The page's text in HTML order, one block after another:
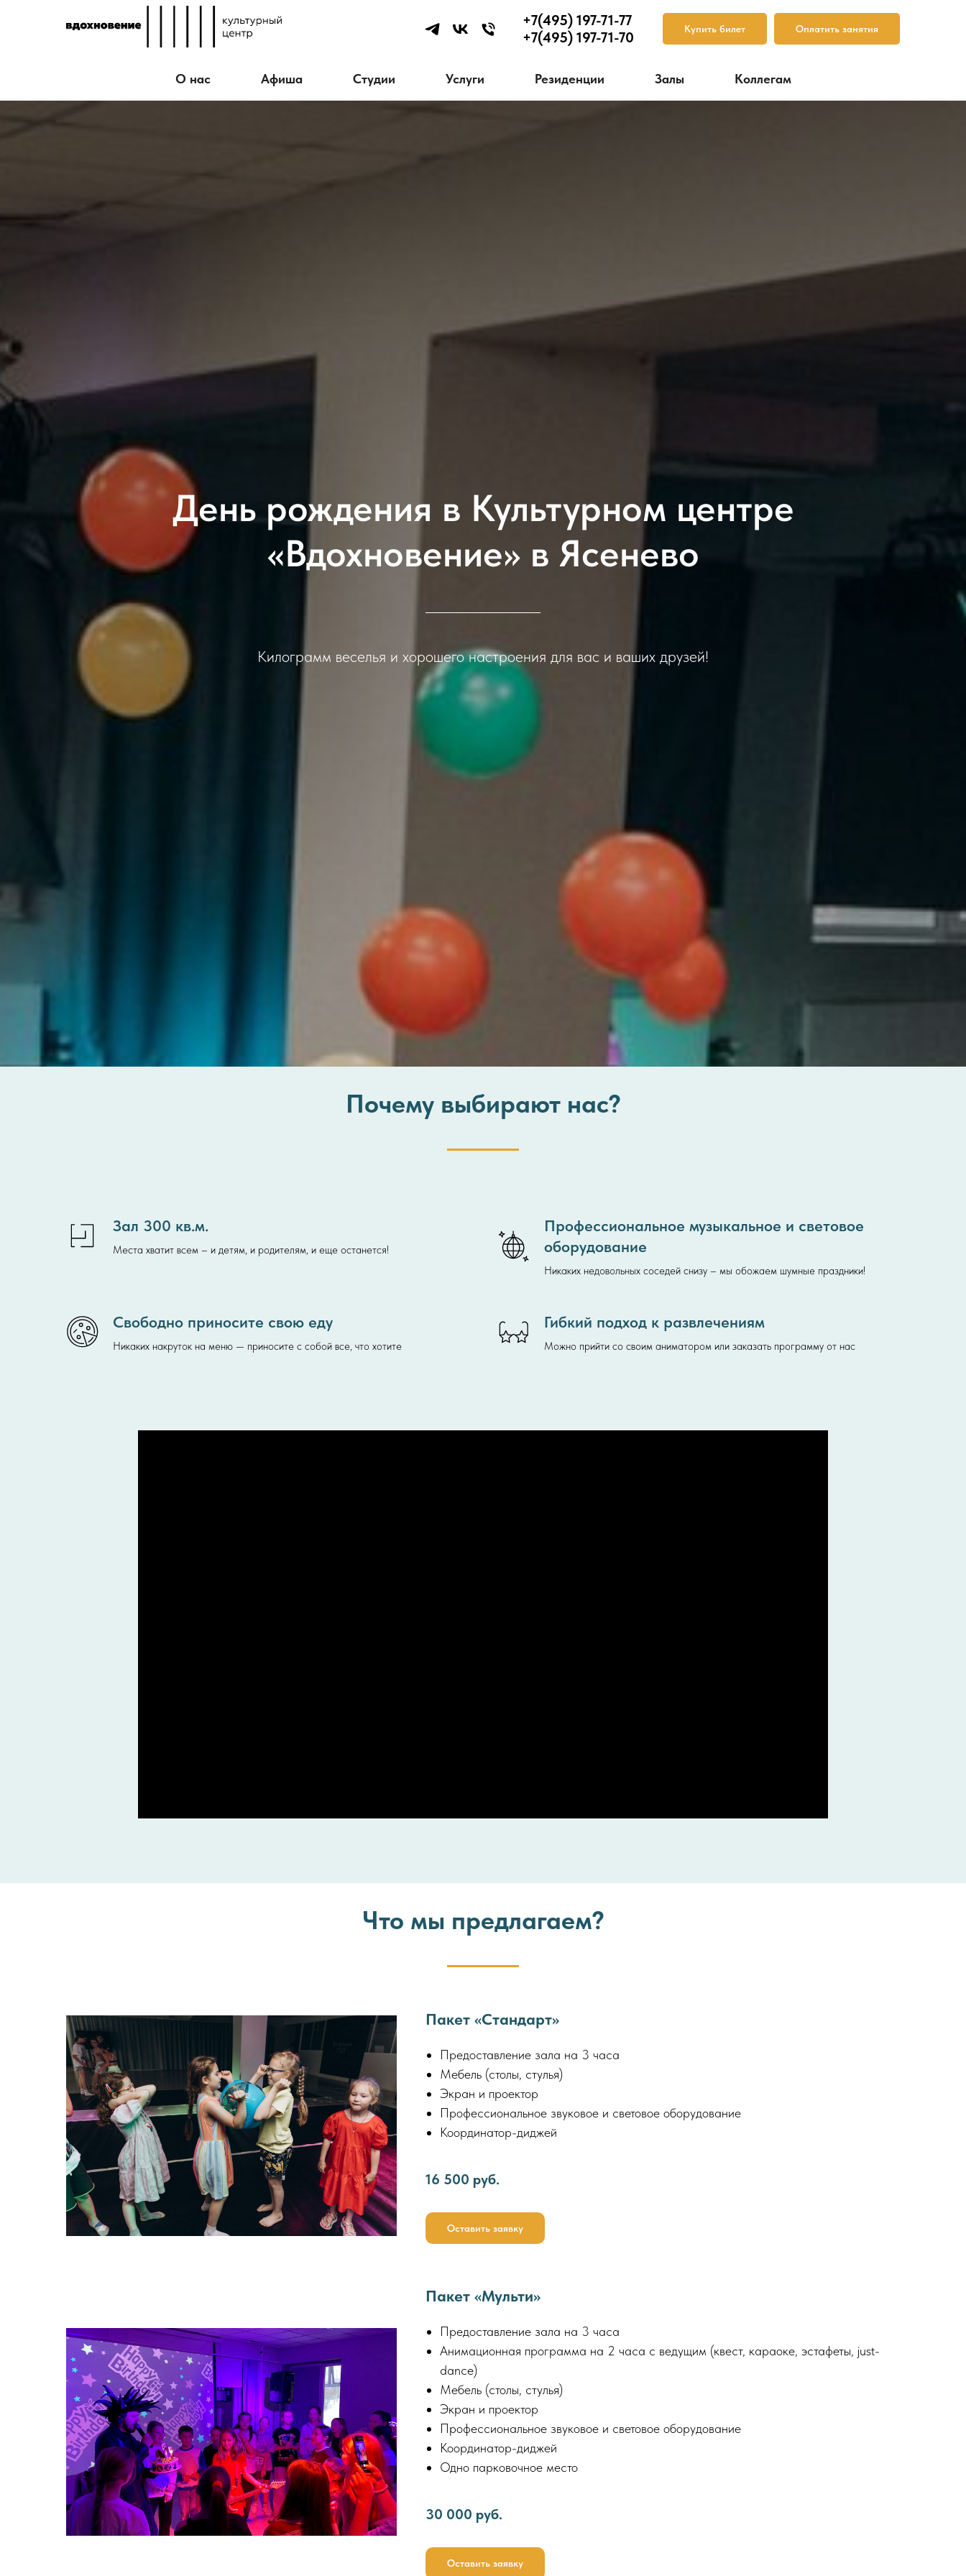
+7(495) 197-71-77
+7(495) 197-71-70
Купить билет Оплатить занятия
О нас Афиша Студии Услуги Резиденции Залы Коллегам
День рождения в Культурном центре
«Вдохновение» в Ясенево
Килограмм веселья и хорошего настроения для вас и ваших друзей!
Почему выбирают нас?
Зал 300 кв.м.
Места хватит всем – и детям, и родителям, и еще останется!
Профессиональное музыкальное и световое
оборудование
Никаких недовольных соседей снизу – мы обожаем шумные праздники!
Свободно приносите свою еду
Никаких накруток на меню — приносите с собой все, что хотите
Гибкий подход к развлечениям
Можно прийти со своим аниматором или заказать программу от нас
Что мы предлагаем?
Пакет «Стандарт»
Предоставление зала на 3 часа
Мебель (столы, стулья)
Экран и проектор
Профессиональное звуковое и световое оборудование
Координатор-диджей
16 500 руб.
Оставить заявку
Пакет «Мульти»
Предоставление зала на 3 часа
Анимационная программа на 2 часа с ведущим (квест, караоке, эстафеты, just-
dance)
Мебель (столы, стулья)
Экран и проектор
Профессиональное звуковое и световое оборудование
Координатор-диджей
Одно парковочное место
30 000 руб.
Оставить заявку